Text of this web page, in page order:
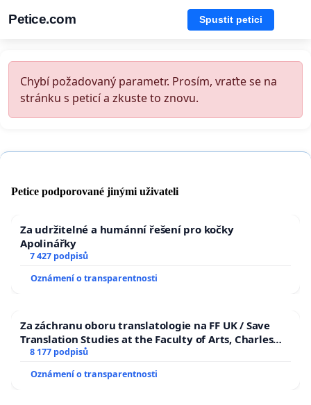
Petice.com Spustit petici
Chybí požadovaný parametr. Prosím, vraťte se na
stránku s peticí a zkuste to znovu.
Petice podporované jinými uživateli
Za udržitelné a humánní řešení pro kočky
Apolinářky
7 427 podpisů
Oznámení o transparentnosti
Za záchranu oboru translatologie na FF UK / Save
Translation Studies at the Faculty of Arts, Charles
University
8 177 podpisů
Oznámení o transparentnosti